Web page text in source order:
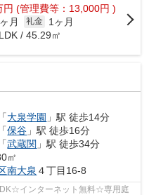
円 (管理費等：13,000円 )
月 礼金
1ヶ月
/ 45.29㎡
「大泉学園 」駅 徒歩14分
「保谷 」駅 徒歩16分
「武蔵関 」駅 徒歩34分
㎡
南大泉 ４丁目16-8
インターネット無料☆専用庭